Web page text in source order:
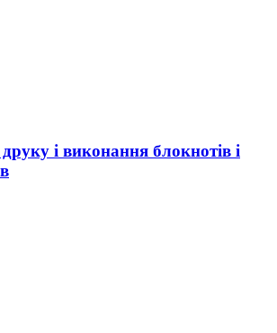
і виконання блокнотів і